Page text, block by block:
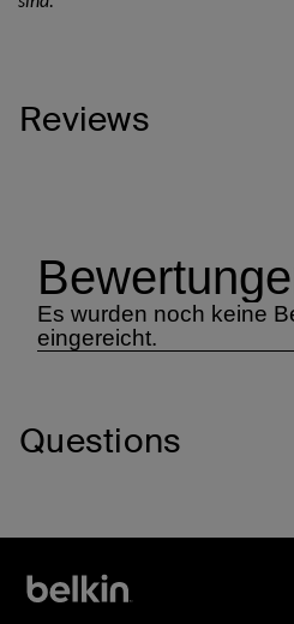
Reviews
Questions